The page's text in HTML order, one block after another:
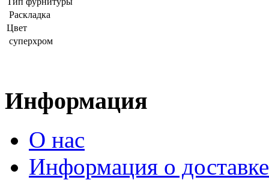
Раскладка
Цвет
суперхром
Информация
О нас
Информация о доставке